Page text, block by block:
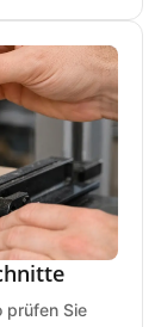
prüfen Sie